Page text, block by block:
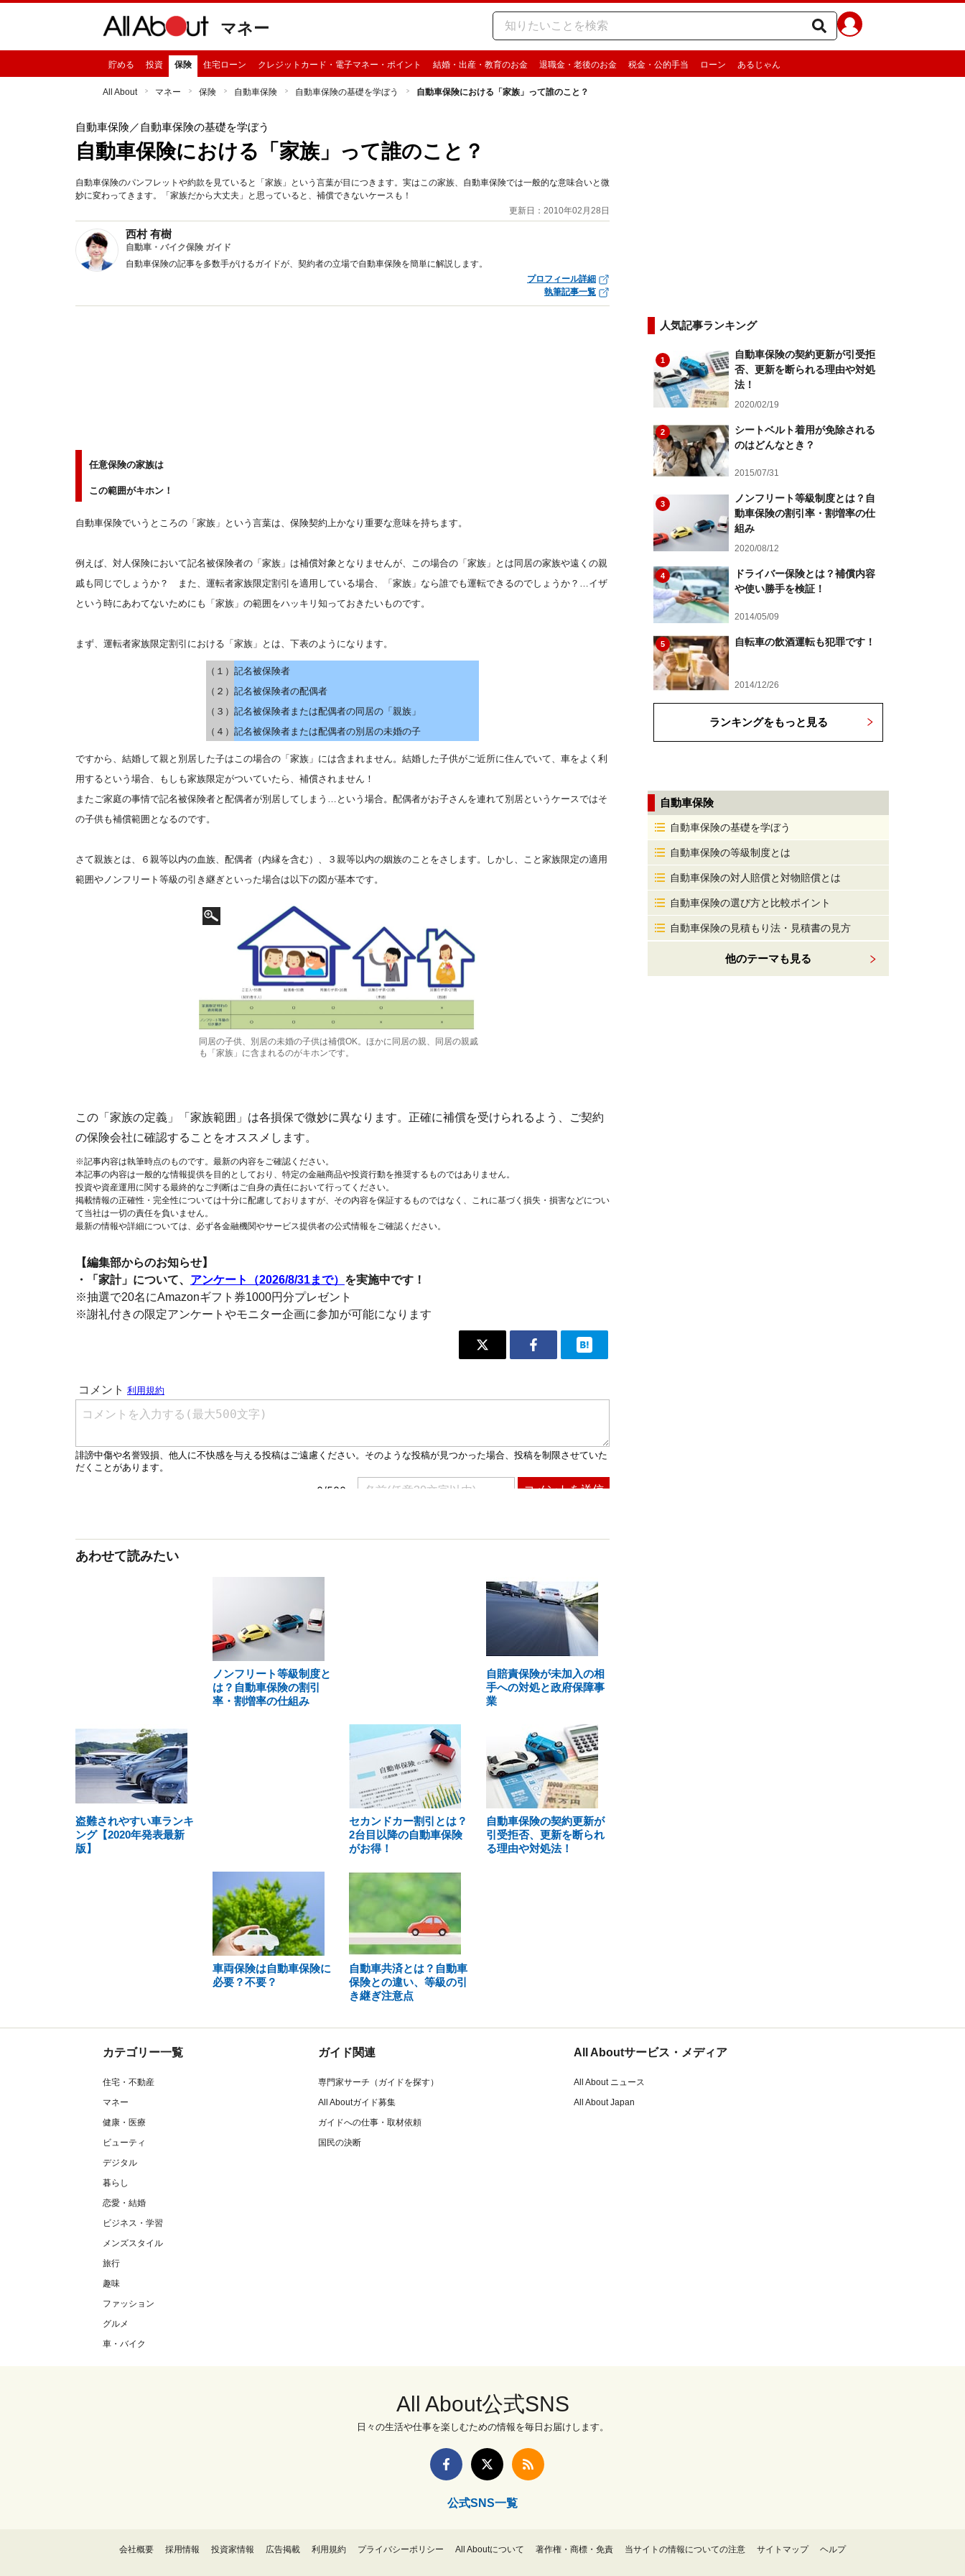
マネー
貯める 投資 保険 住宅ローン クレジットカード・電子マネー・ポイント 結婚・出産・教育のお金 退職金・老後のお金 税金・公的手当 ローン あるじゃん
All About マネー 保険 自動車保険 自動車保険の基礎を学ぼう 自動車保険における「家族」って誰のこと？
自動車保険／自動車保険の基礎を学ぼう
自動車保険における「家族」って誰のこと？
自動車保険のパンフレットや約款を見ていると「家族」という言葉が目につきます。実はこの家族、自動車保険では一般的な意味合いと微
妙に変わってきます。「家族だから大丈夫」と思っていると、補償できないケースも！
更新日：2010年02月28日
西村 有樹
自動車・バイク保険 ガイド
自動車保険の記事を多数手がけるガイドが、契約者の立場で自動車保険を簡単に解説します。
プロフィール詳細
執筆記事一覧
任意保険の家族は
この範囲がキホン！
自動車保険でいうところの「家族」という言葉は、保険契約上かなり重要な意味を持ちます。
例えば、対人保険において記名被保険者の「家族」は補償対象となりませんが、この場合の「家族」とは同居の家族や遠くの親
戚も同じでしょうか？ また、運転者家族限定割引を適用している場合、「家族」なら誰でも運転できるのでしょうか？…イザ
という時にあわてないためにも「家族」の範囲をハッキリ知っておきたいものです。
まず、運転者家族限定割引における「家族」とは、下表のようになります。
（１） 記名被保険者
（２） 記名被保険者の配偶者
（３） 記名被保険者または配偶者の同居の「親族」
（４） 記名被保険者または配偶者の別居の未婚の子
ですから、結婚して親と別居した子はこの場合の「家族」には含まれません。結婚した子供がご近所に住んでいて、車をよく利
用するという場合、もしも家族限定がついていたら、補償されません！
またご家庭の事情で記名被保険者と配偶者が別居してしまう…という場合。配偶者がお子さんを連れて別居というケースではそ
の子供も補償範囲となるのです。
さて親族とは、６親等以内の血族、配偶者（内縁を含む）、３親等以内の姻族のことをさします。しかし、こと家族限定の適用
範囲やノンフリート等級の引き継ぎといった場合は以下の図が基本です。
同居の子供、別居の未婚の子供は補償OK。ほかに同居の親、同居の親戚
も「家族」に含まれるのがキホンです。
この「家族の定義」「家族範囲」は各損保で微妙に異なります。正確に補償を受けられるよう、ご契約
の保険会社に確認することをオススメします。
※記事内容は執筆時点のものです。最新の内容をご確認ください。
本記事の内容は一般的な情報提供を目的としており、特定の金融商品や投資行動を推奨するものではありません。
投資や資産運用に関する最終的なご判断はご自身の責任において行ってください。
掲載情報の正確性・完全性については十分に配慮しておりますが、その内容を保証するものではなく、これに基づく損失・損害などについ
て当社は一切の責任を負いません。
最新の情報や詳細については、必ず各金融機関やサービス提供者の公式情報をご確認ください。
【編集部からのお知らせ】
・「家計」について、 アンケート（2026/8/31まで） を実施中です！
※抽選で20名にAmazonギフト券1000円分プレゼント
※謝礼付きの限定アンケートやモニター企画に参加が可能になります
あわせて読みたい
ノンフリート等級制度と
は？自動車保険の割引
率・割増率の仕組み
自賠責保険が未加入の相
手への対処と政府保障事
業
盗難されやすい車ランキ
ング【2020年発表最新
版】
セカンドカー割引とは？
2台目以降の自動車保険
がお得！
自動車保険の契約更新が
引受拒否、更新を断られ
る理由や対処法！
車両保険は自動車保険に
必要？不要？
自動車共済とは？自動車
保険との違い、等級の引
き継ぎ注意点
人気記事ランキング
1
自動車保険の契約更新が引受拒
否、更新を断られる理由や対処
法！
2020/02/19
2
シートベルト着用が免除される
のはどんなとき？
2015/07/31
3
ノンフリート等級制度とは？自
動車保険の割引率・割増率の仕
組み
2020/08/12
4
ドライバー保険とは？補償内容
や使い勝手を検証！
2014/05/09
5 自転車の飲酒運転も犯罪です！
2014/12/26
ランキングをもっと見る
自動車保険
自動車保険の基礎を学ぼう
自動車保険の等級制度とは
自動車保険の対人賠償と対物賠償とは
自動車保険の選び方と比較ポイント
自動車保険の見積もり法・見積書の見方
他のテーマも見る
カテゴリー一覧
住宅・不動産
マネー
健康・医療
ビューティ
デジタル
暮らし
恋愛・結婚
ビジネス・学習
メンズスタイル
旅行
趣味
ファッション
グルメ
車・バイク
ガイド関連
専門家サーチ（ガイドを探す）
All Aboutガイド募集
ガイドへの仕事・取材依頼
国民の決断
All Aboutサービス・メディア
All About ニュース
All About Japan
All About公式SNS
日々の生活や仕事を楽しむための情報を毎日お届けします。
公式SNS一覧
会社概要 採用情報 投資家情報 広告掲載 利用規約 プライバシーポリシー All Aboutについて 著作権・商標・免責 当サイトの情報についての注意 サイトマップ ヘルプ